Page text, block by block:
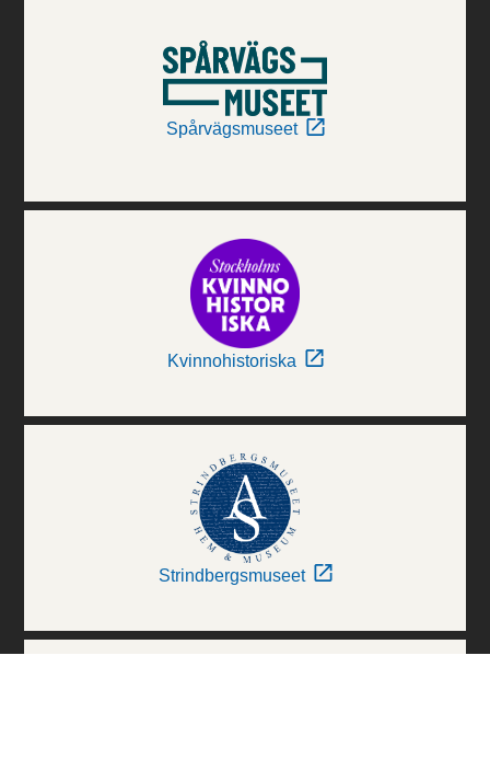
Spårvägsmuseet
Kvinnohistoriska
Strindbergsmuseet